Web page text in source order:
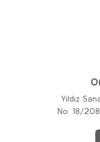
Yıldız
No: 18/